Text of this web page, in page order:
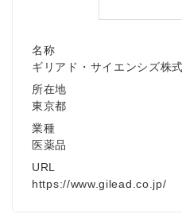
名称
ギリアド・サイエンシズ株
所在地
東京都
業種
医薬品
URL
https://www.gilead.co.jp/